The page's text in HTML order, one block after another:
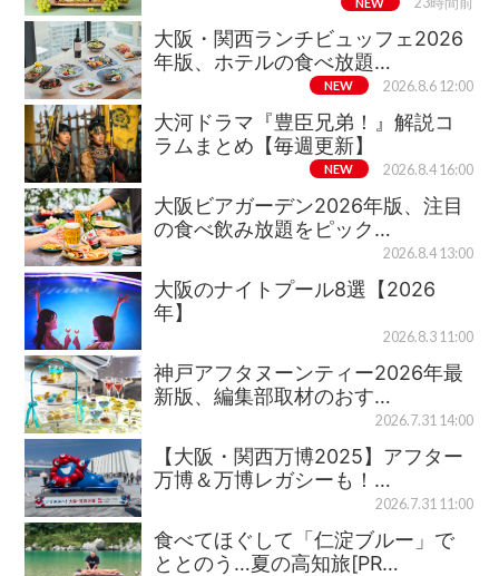
大阪・関西ランチビュッフェ2026
年版、ホテルの食べ放題…
NEW 2026.8.6 12:00
大河ドラマ『豊臣兄弟！』解説コ
ラムまとめ【毎週更新】
NEW 2026.8.4 16:00
大阪ビアガーデン2026年版、注目
の食べ飲み放題をピック…
2026.8.4 13:00
大阪のナイトプール8選【2026
年】
2026.8.3 11:00
神戸アフタヌーンティー2026年最
新版、編集部取材のおす…
2026.7.31 14:00
【大阪・関西万博2025】アフター
万博＆万博レガシーも！…
2026.7.31 11:00
食べてほぐして「仁淀ブルー」で
ととのう…夏の高知旅[PR…